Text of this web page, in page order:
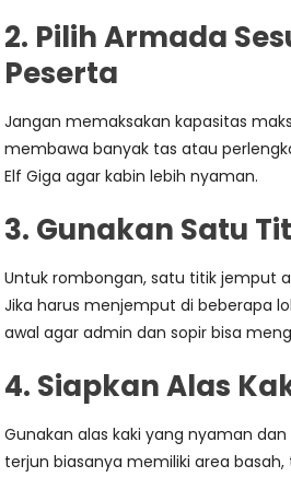
2. Pilih Armada
Peserta
Jangan memaksakan kapasitas
membawa banyak tas atau
Elf Giga agar kabin lebih nyaman.
3. Gunakan Satu
Untuk rombongan, satu titik jemput
Jika harus menjemput di beberapa
awal agar admin dan sopir bisa
4. Siapkan Alas
Gunakan alas kaki yang nyaman
terjun biasanya memiliki area